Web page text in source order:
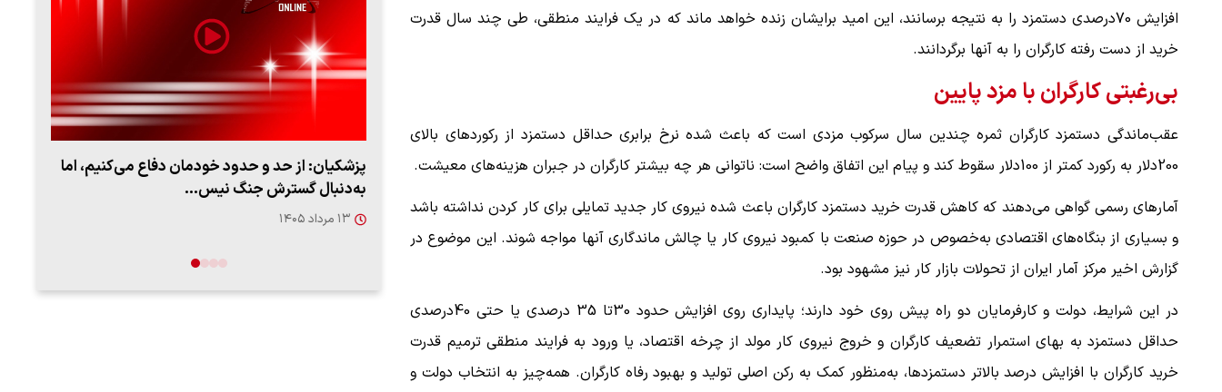
افزایش 70درصدی دستمزد را به نتیجه برسانند، این امید برایشان زنده خواهد ماند که در یک فرایند منطقی‌، طی چند سال قدرت
خرید از دست رفته کارگران را به آنها برگردانند.‌
بی‌رغبتی کارگران با مزد پایین
عقب‌ماندگی دستمزد کارگران ثمره چندین سال سرکوب مزدی است که باعث شده نرخ برابری حداقل دستمزد از رکوردهای بالای
200دلار به رکورد کمتر از 100دلار سقوط کند و پیام این اتفاق واضح است: ناتوانی هر چه بیشتر کارگران در جبران هزینه‌های معیشت.
آمارهای رسمی گواهی می‌دهند که کاهش قدرت خرید دستمزد کارگران باعث شده نیروی کار جدید تمایلی برای کار کردن نداشته باشد
و بسیاری از بنگاه‌های اقتصادی به‌خصوص در حوزه صنعت با کمبود نیروی کار یا چالش ماندگاری آنها مواجه شوند. این موضوع در
گزارش اخیر مرکز آمار ایران از تحولات بازار کار نیز مشهود بود.
در این شرایط، دولت و کارفرمایان دو راه پیش روی خود دارند؛ پایداری روی افزایش حدود 30تا 35 درصدی یا حتی 40درصدی
حداقل دستمزد به بهای استمرار تضعیف کارگران و خروج نیروی کار مولد از چرخه اقتصاد، یا ورود به فرایند منطقی ‌ترمیم قدرت
خرید کارگران با افزایش درصد بالاتر دستمزدها، به‌منظور کمک به رکن اصلی تولید و بهبود رفاه کارگران. همه‌چیز به انتخاب دولت و
تنگه هرمز منوط به
ببینید| ویدئویی جدید از لحظه زلزله ۷.۱ ریشتری
۱۶ مرداد ۱۴۰۵
ببینید| روایت رئیس جمهور از لحظه حمله به بیت
۱۴ مرداد ۱۴۰۵
پزشکیان: از حد و حدود خودمان دفاع می‌کنیم، اما
به‌دنبال گسترش جنگ نیس…
۱۳ مرداد ۱۴۰۵